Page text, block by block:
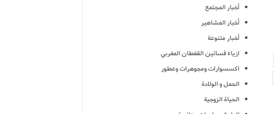
أخبار المجتمع
أخبار المشاهير
أخبار متنوعة
ازياء فساتين القفطان المغربي
اكسسوارات ومجوهرات وعطور
الحمل و الولادة
الحياة الزوجية